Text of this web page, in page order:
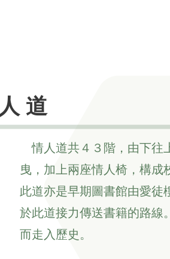
情人道
情人道共４３階，由下往
曳，加上兩座情人椅，構
此道亦是早期圖書館由愛徒
於此道接力傳送書籍的路線
而走入歷史。